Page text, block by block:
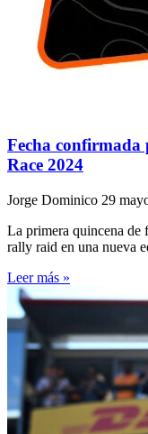
Fecha confirmada
Race 2024
Jorge Dominico 29
La primera quincena de
rally raid en una nueva
Leer más »